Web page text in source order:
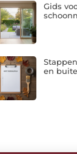
Gids
en